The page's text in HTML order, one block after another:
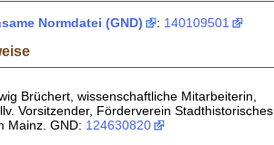
Normdatei (GND) : 140109501
Brüchert, wissenschaftliche Mitarbeiterin,
Vorsitzender, Förderverein Stadthistorisches
Mainz. GND: 124630820